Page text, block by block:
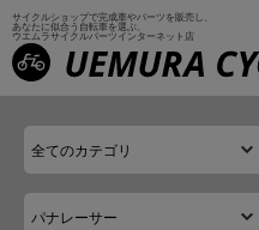
サイクルショップで完成車やパーツを販売し、
あなたに似合う自転車を選ぶ、
ウエムラサイクルパーツインターネット店